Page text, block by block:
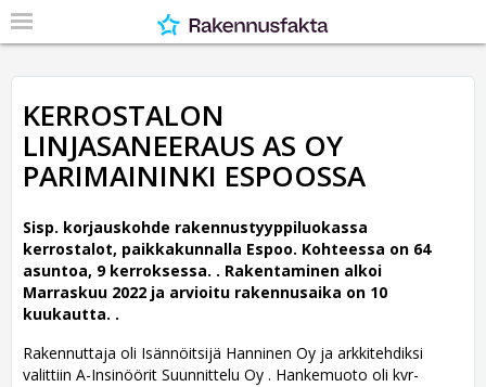
KERROSTALON
LINJASANEERAUS AS OY
PARIMAININKI ESPOOSSA
Sisp. korjauskohde rakennustyyppiluokassa
kerrostalot, paikkakunnalla Espoo. Kohteessa on 64
asuntoa, 9 kerroksessa. . Rakentaminen alkoi
Marraskuu 2022 ja arvioitu rakennusaika on 10
kuukautta. .
Rakennuttaja oli Isännöitsijä Hanninen Oy ja arkkitehdiksi
valittiin A-Insinöörit Suunnittelu Oy . Hankemuoto oli kvr-